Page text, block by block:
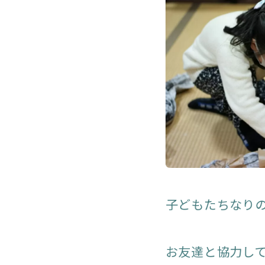
子どもたちなり
お友達と協力し